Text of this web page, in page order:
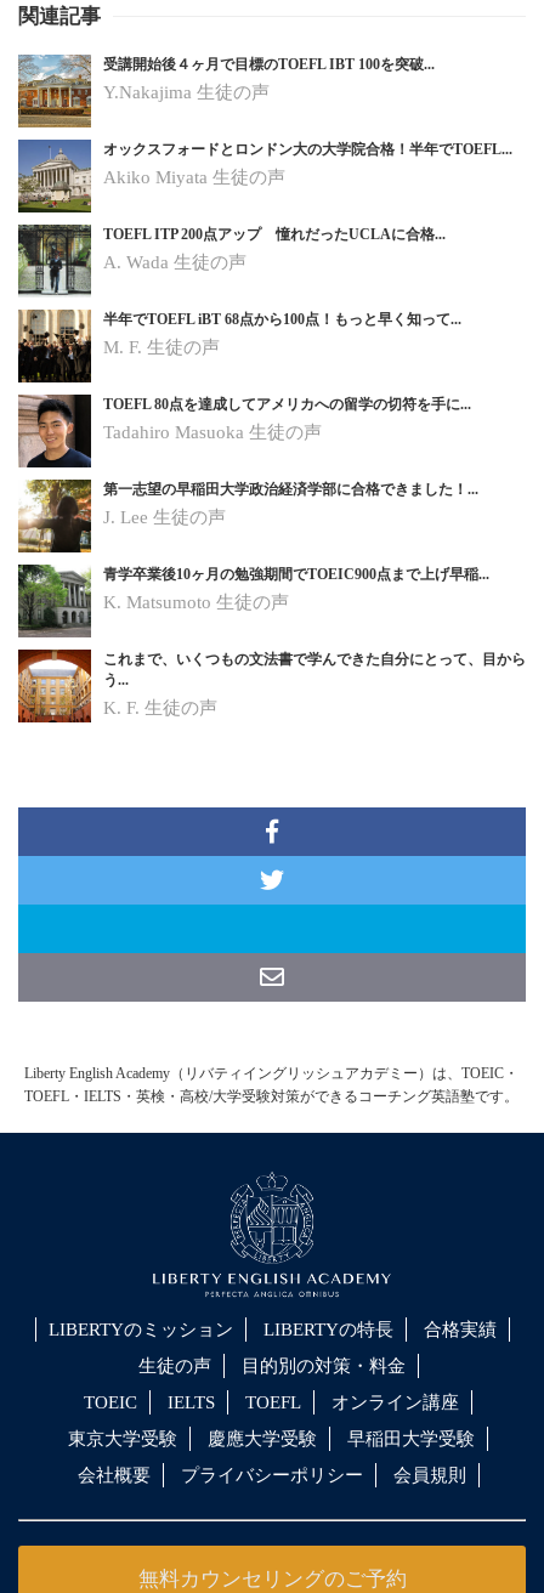
関連記事
受講開始後４ヶ月で目標のTOEFL IBT 100を突破...
Y.Nakajima 生徒の声
オックスフォードとロンドン大の大学院合格！半年でTOEFL...
Akiko Miyata 生徒の声
TOEFL ITP 200点アップ 憧れだったUCLAに合格...
A. Wada 生徒の声
半年でTOEFL iBT 68点から100点！もっと早く知って...
M. F. 生徒の声
TOEFL 80点を達成してアメリカへの留学の切符を手に...
Tadahiro Masuoka 生徒の声
第一志望の早稲田大学政治経済学部に合格できました！...
J. Lee 生徒の声
青学卒業後10ヶ月の勉強期間でTOEIC900点まで上げ早稲...
K. Matsumoto 生徒の声
これまで、いくつもの文法書で学んできた自分にとって、目から
う...
K. F. 生徒の声
Liberty English Academy（リバティイングリッシュアカデミー）は、TOEIC・
TOEFL・IELTS・英検・高校/大学受験対策ができるコーチング英語塾です。
LIBERTYのミッション LIBERTYの特長
合格実績
生徒の声
目的別の対策・料金
TOEIC
IELTS TOEFL
オンライン講座
東京大学受験
慶應大学受験
早稲田大学受験
会社概要
プライバシーポリシー 会員規則
無料カウンセリングのご予約